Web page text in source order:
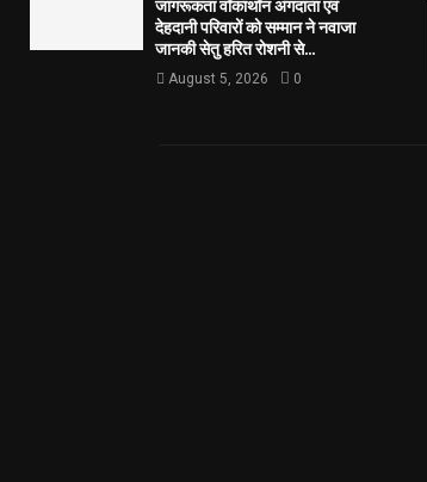
जागरूकता वॉकाथॉन अंगदाता एवं
देहदानी परिवारों को सम्मान ने नवाजा
जानकी सेतु हरित रोशनी से...
August 5, 2026 0